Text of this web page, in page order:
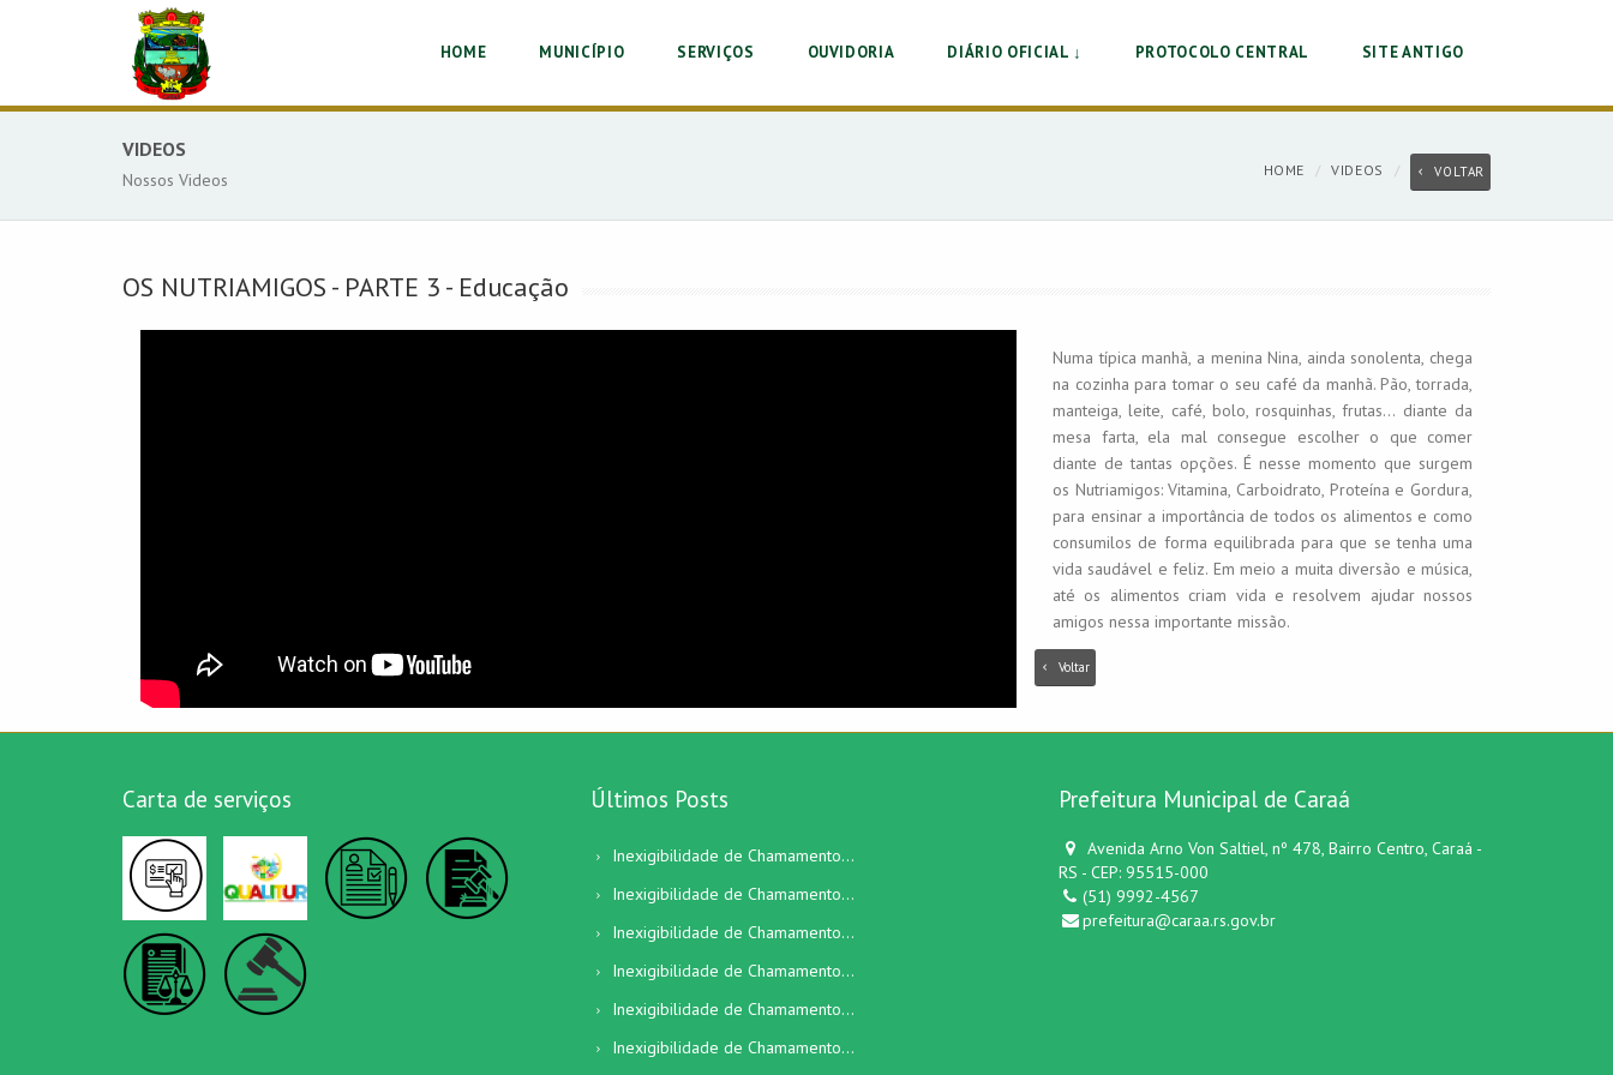
HOME MUNICÍPIO SERVIÇOS OUVIDORIA DIÁRIO OFICIAL ↓ PROTOCOLO CENTRAL SITE ANTIGO
VIDEOS
Nossos Videos HOME VIDEOS VOLTAR
OS NUTRIAMIGOS - PARTE 3 - Educação
Numa típica manhã, a menina Nina, ainda sonolenta, chega
na cozinha para tomar o seu café da manhã. Pão, torrada,
manteiga, leite, café, bolo, rosquinhas, frutas... diante da
mesa farta, ela mal consegue escolher o que comer
diante de tantas opções. É nesse momento que surgem
os Nutriamigos: Vitamina, Carboidrato, Proteína e Gordura,
para ensinar a importância de todos os alimentos e como
consumilos de forma equilibrada para que se tenha uma
vida saudável e feliz. Em meio a muita diversão e música,
até os alimentos criam vida e resolvem ajudar nossos
amigos nessa importante missão.
Voltar
Carta de serviços Últimos Posts
Inexigibilidade de Chamamento...
Inexigibilidade de Chamamento...
Inexigibilidade de Chamamento...
Inexigibilidade de Chamamento...
Inexigibilidade de Chamamento...
Inexigibilidade de Chamamento...
Prefeitura Municipal de Caraá
Avenida Arno Von Saltiel, nº 478, Bairro Centro, Caraá -
RS - CEP: 95515-000
(51) 9992-4567
prefeitura@caraa.rs.gov.br